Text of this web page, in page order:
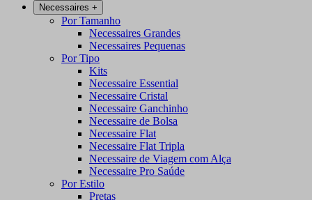
Necessaires +
Por Tamanho
Necessaires Grandes
Necessaires Pequenas
Por Tipo
Kits
Necessaire Essential
Necessaire Cristal
Necessaire Ganchinho
Necessaire de Bolsa
Necessaire Flat
Necessaire Flat Tripla
Necessaire de Viagem com Alça
Necessaire Pro Saúde
Por Estilo
Pretas